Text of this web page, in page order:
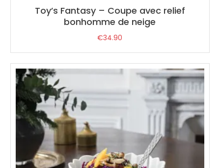
Toy’s Fantasy – Coupe avec relief
bonhomme de neige
€34.90